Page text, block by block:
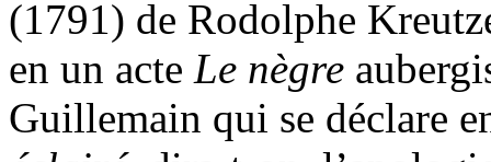
(1791) de Rodolphe
en un acte Le nègre
Guillemain qui se déclare